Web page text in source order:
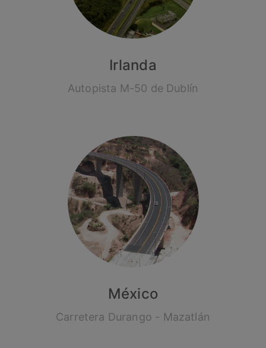
Irlanda
Autopista M-50 de Dublín
México
Carretera Durango - Mazatlán